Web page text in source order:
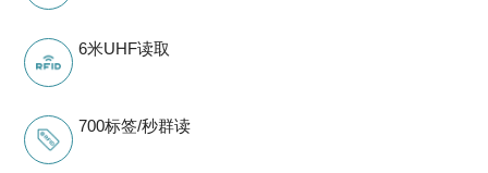
6米UHF读取
700标签/秒群读